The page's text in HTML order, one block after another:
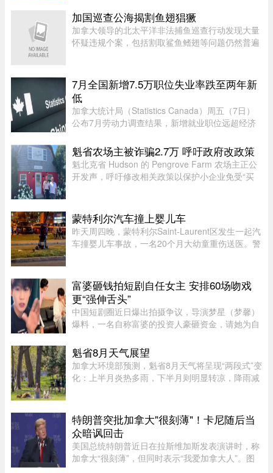
片，看起来"有图有真相"。那它到底是不是真的？
答案很简单：不准确，甚至可以说 ...
加国巡查公海揭割鱼翅猖獗
加拿大领导的北太平洋非法捕鱼巡查行动发现大量
怀疑违规个案，包括割取鲨鱼鳍翅等问题仍然普遍
可能违规个案；去年则在检 ...
7月全国新增7.5万职位失业率跌至两年新
低
加拿大统计局（Statistics Canada）周五（7日）
公布7月劳动力调查结果，新增就业职位远超经济
据显示，7月新增职位达75,000个，远高于路透社
（Reuters）经济师预测的15, ...
魁省农场主被诈骗2.7万 呼吁政府改政策
魁北克省 Hudson 的 Pengrove Farm 农场主正公
开发声，呼吁修改相关政策以保护小企业免受“买
Cosgrove 和 Matt Penney 夫 ...
蒙特利尔汽车撞上婴儿车
昨天周四晚，蒙特利尔Saint-Laurent区发生一起汽
车撞婴儿车事故，一名20个月大幼童重伤送医。警
辆汽车撞上一辆婴儿车。 ...
富婆砸钱拍短剧自任女主 安排60场吻戏
更“强伸舌头”
中国短剧圈近日爆出拍摄争议，导演梦星（梦馨）
爆料，一名自称富婆的投资人豪砸资金，请她为自
主角，并亲选男主角演员，还要求剧中安排60多场
吻戏。男主角演员钟宇飞近 ...
魁省8月天气展望
加拿大环境部预测，魁省8月天气将呈现“两段式”变
化：上半月炎热多雨，下半月则明显转凉，降雨减
平，而南部地区气温则略低 ...
特朗普突批加拿大"很刻薄"！卡尼随后当
众暗讽回击
美国总统特朗普近日在拉斯维加斯发表演讲时，称
加拿大“很刻薄”，但同时表示“我爱加拿大人”。图